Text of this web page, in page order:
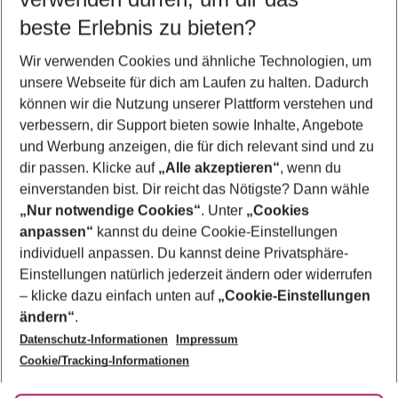
5-8 Nächte
2 Erwachsene Keine Kinder
Mehr Filter anzeigen
Footer
Footer navigation
Über uns
AGB
Bestpreisgarantie
Cookie-Einstellungen ändern
Cookie-Richtlinie
Agenturbetreuung
Barrierefreies Reisen
Folge uns
beste Erlebnis zu bieten?
Wir verwenden Cookies und ähnliche Technologien, um
unsere Webseite für dich am Laufen zu halten. Dadurch
können wir die Nutzung unserer Plattform verstehen und
verbessern, dir Support bieten sowie Inhalte, Angebote
und Werbung anzeigen, die für dich relevant sind und zu
dir passen. Klicke auf „Alle akzeptieren“, wenn du
einverstanden bist. Dir reicht das Nötigste? Dann wähle
„Nur notwendige Cookies“. Unter „Cookies
anpassen“ kannst du deine Cookie-Einstellungen
individuell anpassen. Du kannst deine Privatsphäre-
Einstellungen natürlich jederzeit ändern oder widerrufen
– klicke dazu einfach unten auf „Cookie-Einstellungen
ändern“.
Datenschutz-Informationen
Impressum
Cookie/Tracking-Informationen